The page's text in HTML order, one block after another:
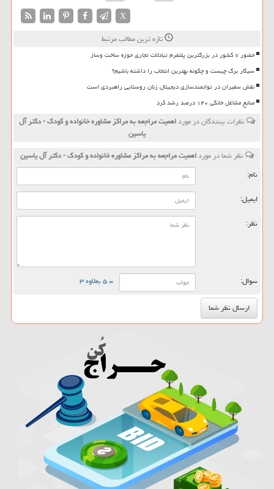
X
تازه ترین مطالب مرتبط
حضور ۷ کشور در بزرگترین پلتفرم تبادلات تجاری حوزه ساخت وساز
سیگار برگ چیست و چگونه بهترین انتخاب را داشته باشیم؟
نقش سفیران در توانمندسازی دیجیتال زنان روستایی راهبردی است
منابع مشاغل خانگی ۱۴۰ درصد رشد کرد
نظرات بینندگان در مورداهمیت مراجعه به مراكز مشاوره خانواده و كودك - دكتر آل
یاسین
نظر شما در مورداهمیت مراجعه به مراكز مشاوره خانواده و كودك - دكتر آل یاسین
نام:
ایمیل:
نظر:
سوال: = ۵ بعلاوه ۳